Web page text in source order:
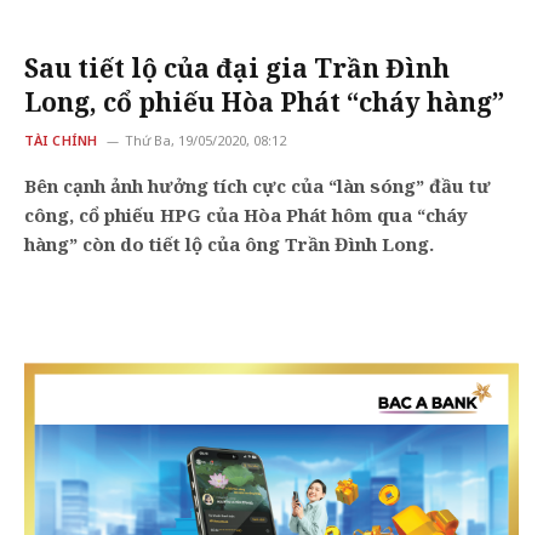
Sau tiết lộ của đại gia Trần Đình
Long, cổ phiếu Hòa Phát “cháy hàng”
TÀI CHÍNH Thứ Ba, 19/05/2020, 08:12
Bên cạnh ảnh hưởng tích cực của “làn sóng” đầu tư
công, cổ phiếu HPG của Hòa Phát hôm qua “cháy
hàng” còn do tiết lộ của ông Trần Đình Long.